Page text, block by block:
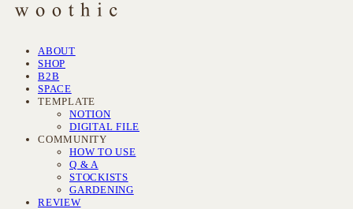
ABOUT
SHOP
B2B
SPACE
TEMPLATE
NOTION
DIGITAL FILE
COMMUNITY
HOW TO USE
Q & A
STOCKISTS
GARDENING
REVIEW